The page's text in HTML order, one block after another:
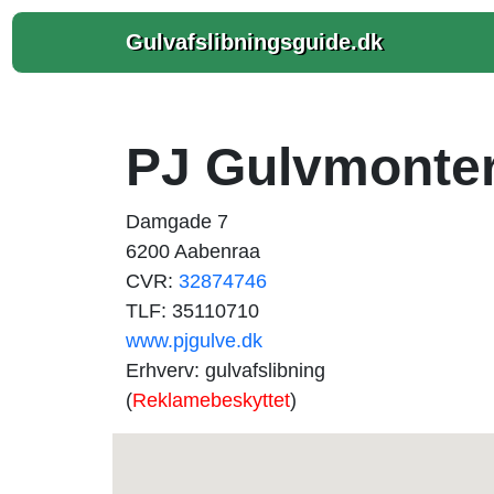
Gulvafslibningsguide.dk
PJ
Damgade 7
6200 Aabenraa
CVR: 32874746
TLF: 35110710
www.pjgulve.dk
Erhverv: gulvafslibning
(Reklamebeskyttet)